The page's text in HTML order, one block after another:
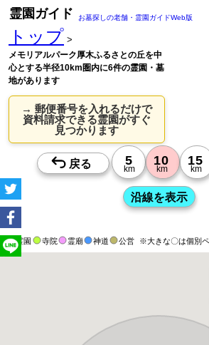
霊園ガイド お墓探しの老舗・霊園ガイドWeb版
トップ >
メモリアルパーク厚木ふるさとの丘を中
心とする半径10km圏内に6件の霊園・墓
地があります
→ 郵便番号を入れるだけで
資料請求できる霊園がすぐ
見つかります
霊園 寺院 霊廟 神道 公営 ※大きな〇は個別